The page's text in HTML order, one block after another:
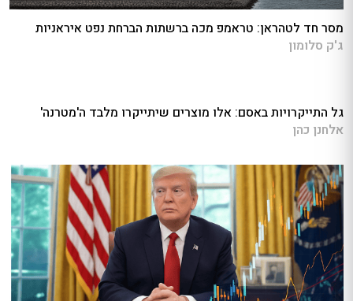
מסר חד לטהראן: טראמפ מכה ברשתות הברחת נפט איראניות
ג'ק סלומון
גל התייקרויות באסם: אלו מוצרים שיתייקרו מלבד ה'מטרנה'
אלחנן כהן